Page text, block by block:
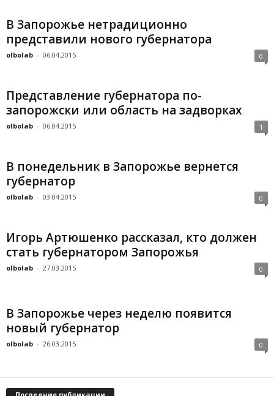
В Запорожье нетрадиционно
представили нового губернатора
olbolab - 06.04.2015 0
Представление губернатора по-
запорожски или область на задворках
olbolab - 06.04.2015 1
В понедельник в Запорожье вернется
губернатор
olbolab - 03.04.2015 0
Игорь Артюшенко рассказал, кто должен
стать губернатором Запорожья
olbolab - 27.03.2015 0
В Запорожье через неделю появится
новый губернатор
olbolab - 26.03.2015 0